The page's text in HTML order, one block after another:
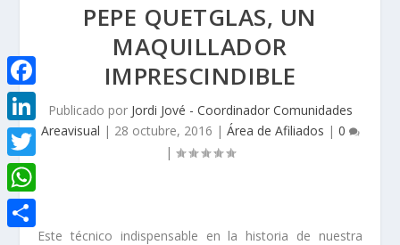
PEPE QUETGLAS, UN
MAQUILLADOR
IMPRESCINDIBLE
Publicado por Jordi Jové - Coordinador Comunidades
Areavisual | 28 octubre, 2016 | Área de Afiliados | 0
|
Este técnico indispensable en la historia de nuestra
F
a
c
e
b
L
i
n
k
T
w
i
W